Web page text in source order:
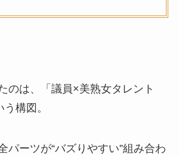
のは、「議員×美熟女タレント
構図。
パーツが“バズりやすい”組み合わ